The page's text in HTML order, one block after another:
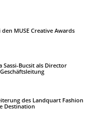
MUSE Creative Awards
Sassi-Bucsit als Director
des Landquart Fashion
Destination